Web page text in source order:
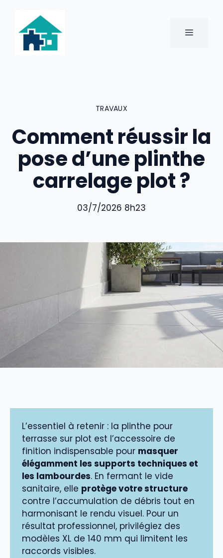
contenu
MENU
TRAVAUX
Comment réussir la
pose d’une plinthe
carrelage plot ?
03/7/2026 8h23
L’essentiel à retenir : la plinthe pour
terrasse sur plot est l’accessoire de
finition indispensable pour masquer
élégamment les supports techniques et
les lambourdes. En fermant le vide
sanitaire, elle protège votre structure
contre l’accumulation de débris tout en
harmonisant le rendu visuel. Pour un
résultat professionnel, privilégiez des
modèles XL de 140 mm qui limitent les
raccords visibles.